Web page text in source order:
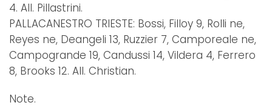
4. All. Pillastrini.
PALLACANESTRO TRIESTE: Bossi, Filloy 9, Rolli ne,
Reyes ne, Deangeli 13, Ruzzier 7, Camporeale ne,
Campogrande 19, Candussi 14, Vildera 4, Ferrero
8, Brooks 12. All. Christian.
Note.